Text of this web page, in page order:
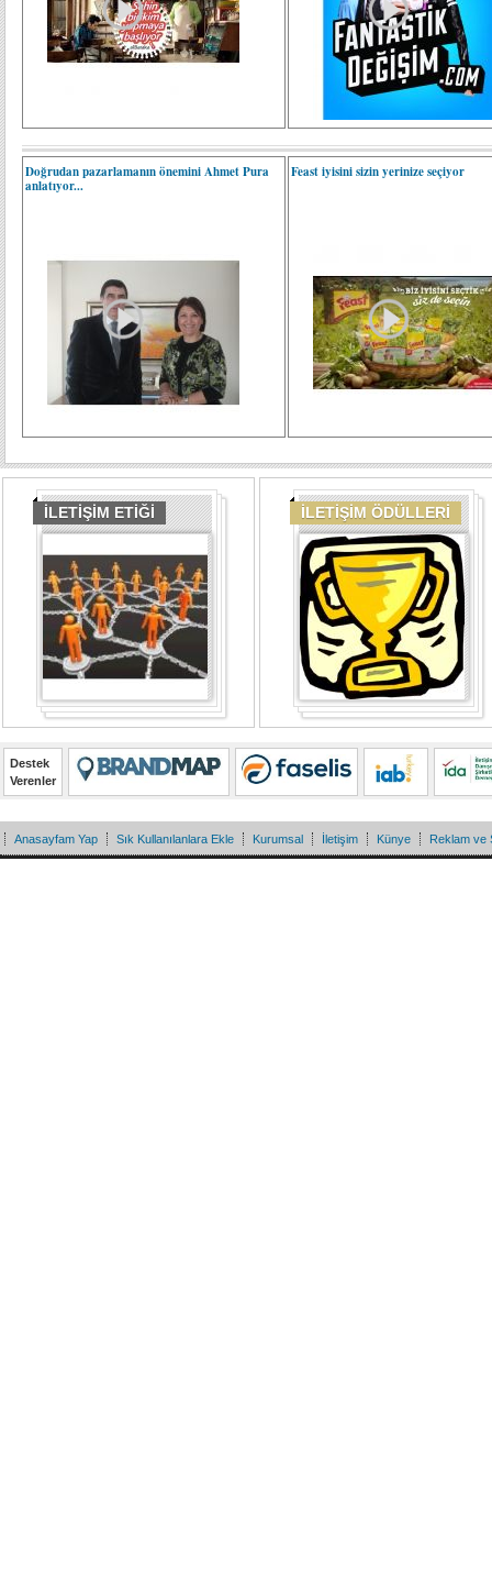
Doğrudan pazarlamanın önemini Ahmet Pura
anlatıyor...
Feast iyisini sizin yerinize seçiyor
İLETİŞİM ETİĞİ İLETİŞİM ÖDÜLLERİ
Destek
Verenler
Anasayfam Yap Sık Kullanılanlara Ekle Kurumsal İletişim Künye Reklam ve